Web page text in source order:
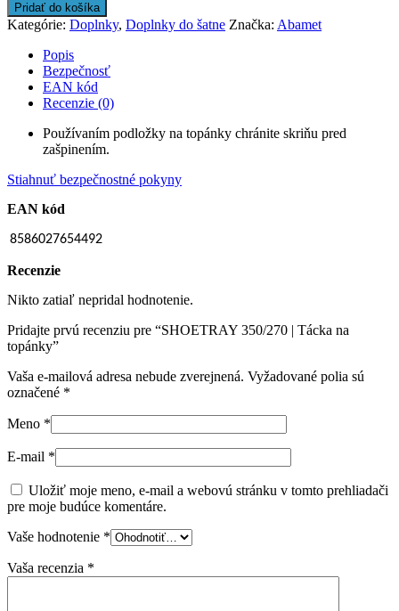
Pridať do košíka
Kategórie: Doplnky, Doplnky do šatne Značka: Abamet
Popis
Bezpečnosť
EAN kód
Recenzie (0)
Používaním podložky na topánky chránite skriňu pred
zašpinením.
Stiahnuť bezpečnostné pokyny
EAN kód
8586027654492
Recenzie
Nikto zatiaľ nepridal hodnotenie.
Pridajte prvú recenziu pre “SHOETRAY 350/270 | Tácka na
topánky”
Vaša e-mailová adresa nebude zverejnená. Vyžadované polia sú
označené *
Meno *
E-mail *
Uložiť moje meno, e-mail a webovú stránku v tomto prehliadači
pre moje budúce komentáre.
Vaše hodnotenie *
Vaša recenzia *